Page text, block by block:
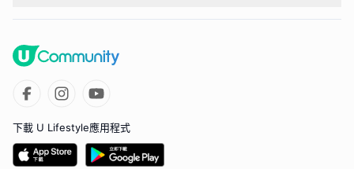
下載 U Lifestyle應用程式